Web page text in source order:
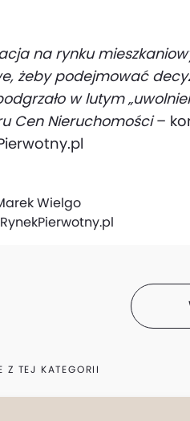
na rynku
żeby podejmować
w lutym
Cen Nieruchomości–
Wielgo
RynekPierwotny.pl
Z TEJ KATEGORII